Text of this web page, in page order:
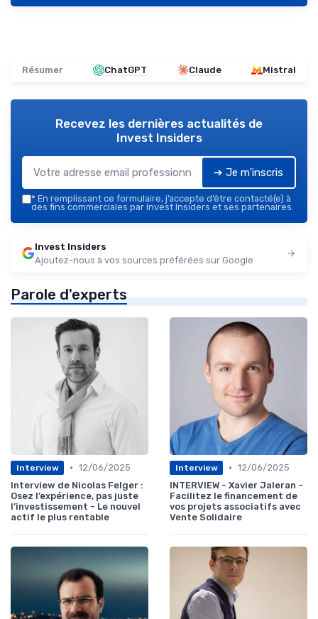
Résumer ChatGPT Claude Mistral
Recevez les dernières actualités de
Invest Insiders
➔ Je m'inscris
* En remplissant ce formulaire, j’accepte d’être contacté(e) à
des fins commerciales par Invest Insiders et ses partenaires.
Invest Insiders
Ajoutez-nous à vos sources préférées sur Google
Parole d'experts
Interview • 12/06/2025
Interview de Nicolas Felger :
Osez l’expérience, pas juste
l’investissement - Le nouvel
actif le plus rentable
Interview • 12/06/2025
INTERVIEW - Xavier Jaleran -
Facilitez le financement de
vos projets associatifs avec
Vente Solidaire